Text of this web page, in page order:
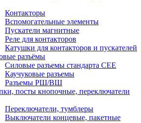
Контакторы
Вспомогательные элементы
Пускатели магнитные
Реле для контакторов
Катушки для контакторов и пускателей
разъёмы
Силовые разъемы стандарта СЕЕ
Каучуковые разъемы
Разъемы РШ/ВШ
посты кнопочные, переключатели
Переключатели, тумблеры
Выключатели концевые, пакетные